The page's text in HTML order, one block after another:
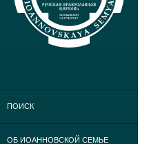
ПОИСК
ОБ ИОАННОВСКОЙ СЕМЬЕ